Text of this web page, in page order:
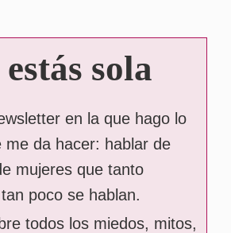
sola
en la que hago lo
me da hacer: hablar de
mujeres que tanto
poco se hablan.
todos los miedos, mitos,